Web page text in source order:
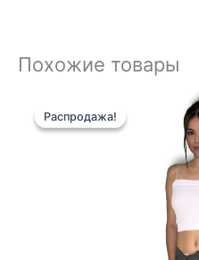
Похожие товары
Распродажа!
Распродажа!